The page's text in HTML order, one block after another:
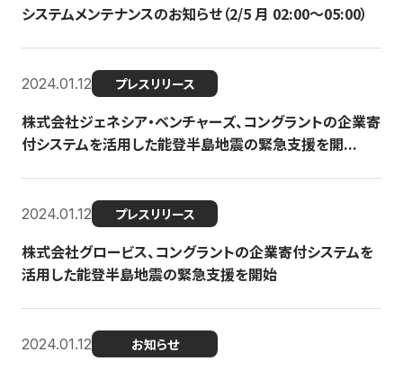
システムメンテナンスのお知らせ（2/5 月 02:00〜05:00）
2024.01.12 プレスリリース
株式会社ジェネシア・ベンチャーズ、コングラントの企業寄
付システムを活用した能登半島地震の緊急支援を開...
2024.01.12 プレスリリース
株式会社グロービス、コングラントの企業寄付システムを
活用した能登半島地震の緊急支援を開始
2024.01.12 お知らせ